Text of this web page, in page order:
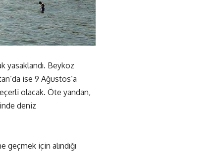
yasaklandı. Beykoz
ise 9 Ağustos’a
olacak. Öte yandan,
deniz
geçmek için alındığı